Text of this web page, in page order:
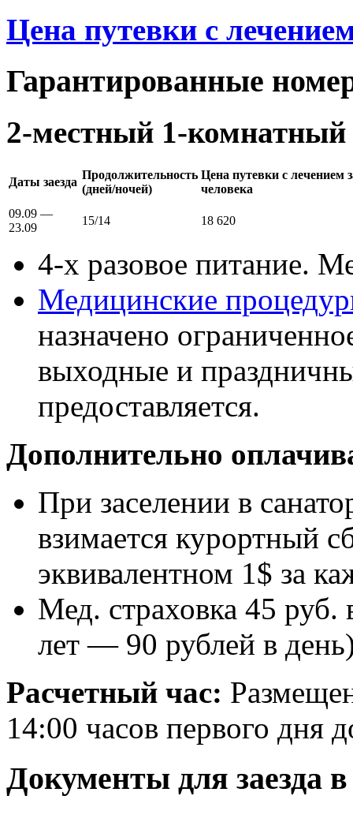
Цена путевки с
Гарантированные
2-местный 1-комнатный
Даты заезда
Продолжительность
(дней/ночей)
Цена путевки с лечением
человека
09.09 —
23.09
15/14 18 620
4-х разовое питание.
Медицинские
назначено
выходные и
предоставляется.
Дополнительно
При заселении в
взимается курортный
эквивалентном 1$ за
Мед. страховка 45 руб.
лет — 90 рублей в
Расчетный час:
14:00 часов первого дня
Документы для заезда